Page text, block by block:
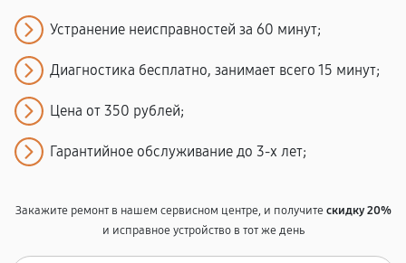
Устранение неисправностей за 60 минут;
Диагностика бесплатно, занимает всего 15 минут;
Цена от 350 рублей;
Гарантийное обслуживание до 3-х лет;
Закажите ремонт в нашем сервисном центре, и получитескидку 20%
и исправное устройство в тот же день